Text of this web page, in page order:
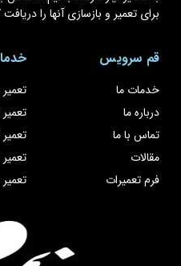
برای تعمیر و بازسازی آنها را دریافت
قم سرویس
خدمات ما
درباره ما
تماس با ما
مقالات
فرم تعمیرات